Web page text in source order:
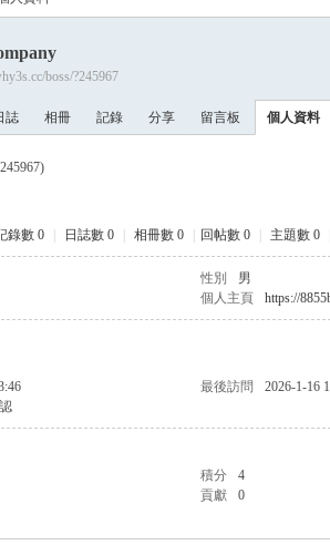
boss/?245967
誌 相冊 記錄 分享 留言板 個人資料
錄數 0 日誌數 0 相冊數 0 回帖數 0 主題數 0
性別
男
個人主頁 https://
最後訪問
2026-1-16
積分
4
貢獻 0